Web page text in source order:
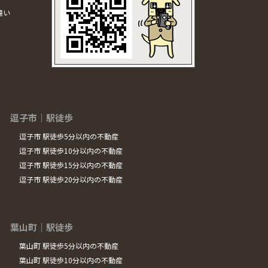
い
逗子市｜駅徒歩
逗子市 駅徒歩5分以内の不動産
逗子市 駅徒歩10分以内の不動産
逗子市 駅徒歩15分以内の不動産
逗子市 駅徒歩20分以内の不動産
葉山町｜駅徒歩
葉山町 駅徒歩5分以内の不動産
葉山町 駅徒歩10分以内の不動産